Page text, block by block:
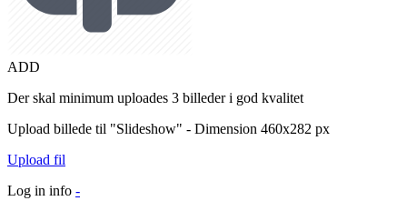
ADD
Der skal minimum uploades 3 billeder i god kvalitet
Upload billede til "Slideshow" - Dimension 460x282 px
Upload fil
Log in info -